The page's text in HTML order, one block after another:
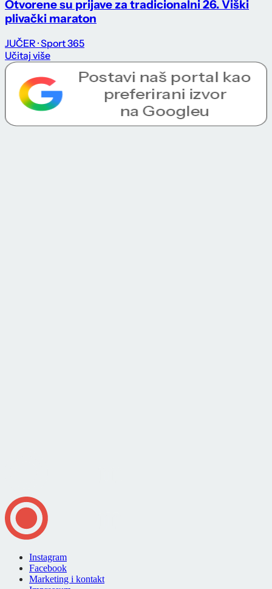
Otvorene su prijave za tradicionalni 26. Viški
plivački maraton
JUČER · Sport 365
Učitaj više
Instagram
Facebook
Marketing i kontakt